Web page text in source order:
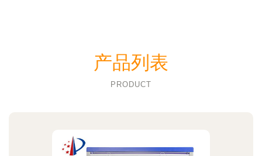
产品列表
PRODUCT